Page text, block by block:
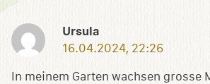
Ursula
16.04.2024, 22:26
In meinem Garten wachsen grosse